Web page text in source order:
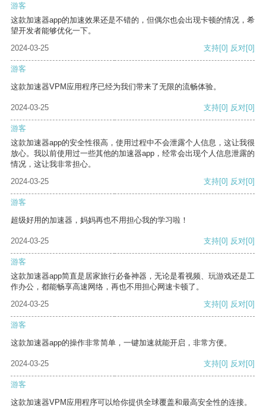
游客
这款加速器app的加速效果还是不错的，但偶尔也会出现卡顿的情况，希
望开发者能够优化一下。
2024-03-25
支持[0] 反对[0]
游客
这款加速器VPM应用程序已经为我们带来了无限的流畅体验。
2024-03-25 支持[0] 反对[0]
游客
这款加速器app的安全性很高，使用过程中不会泄露个人信息，这让我很
放心。我以前使用过一些其他的加速器app，经常会出现个人信息泄露的
情况，这让我非常担心。
2024-03-25
支持[0] 反对[0]
游客
超级好用的加速器，妈妈再也不用担心我的学习啦！
2024-03-25 支持[0] 反对[0]
游客
这款加速器app简直是居家旅行必备神器，无论是看视频、玩游戏还是工
作办公，都能畅享高速网络，再也不用担心网速卡顿了。
2024-03-25
支持[0] 反对[0]
游客
这款加速器app的操作非常简单，一键加速就能开启，非常方便。
2024-03-25 支持[0] 反对[0]
游客
这款加速器VPM应用程序可以给你提供全球覆盖和最高安全性的连接。